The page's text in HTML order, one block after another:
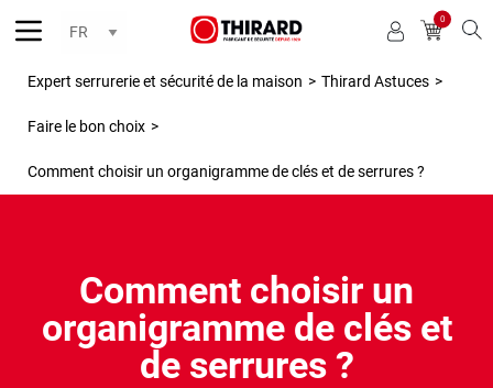
0
Expert serrurerie et sécurité de la maison > Thirard Astuces >
Faire le bon choix >
Comment choisir un organigramme de clés et de serrures ?
Comment choisir un
organigramme de clés et
de serrures ?